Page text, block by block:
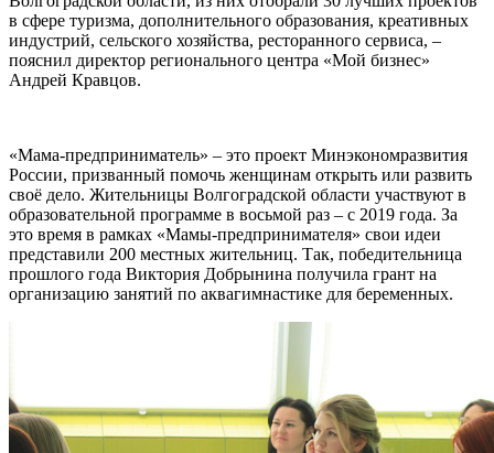
в сфере туризма, дополнительного образования, креативных
индустрий, сельского хозяйства, ресторанного сервиса, –
пояснил директор регионального центра «Мой бизнес»
Андрей Кравцов.
«Мама-предприниматель» – это проект Минэкономразвития
России, призванный помочь женщинам открыть или развить
своё дело. Жительницы Волгоградской области участвуют в
образовательной программе в восьмой раз – с 2019 года. За
это время в рамках «Мамы-предпринимателя» свои идеи
представили 200 местных жительниц. Так, победительница
прошлого года Виктория Добрынина получила грант на
организацию занятий по аквагимнастике для беременных.